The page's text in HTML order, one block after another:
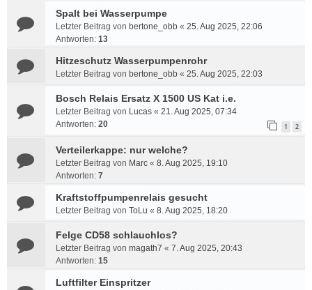
Spalt bei Wasserpumpe
Letzter Beitrag von bertone_obb « 25. Aug 2025, 22:06
Antworten: 13
Hitzeschutz Wasserpumpenrohr
Letzter Beitrag von bertone_obb « 25. Aug 2025, 22:03
Bosch Relais Ersatz X 1500 US Kat i.e.
Letzter Beitrag von Lucas « 21. Aug 2025, 07:34
Antworten: 20 1 2
Verteilerkappe: nur welche?
Letzter Beitrag von Marc « 8. Aug 2025, 19:10
Antworten: 7
Kraftstoffpumpenrelais gesucht
Letzter Beitrag von ToLu « 8. Aug 2025, 18:20
Felge CD58 schlauchlos?
Letzter Beitrag von magath7 « 7. Aug 2025, 20:43
Antworten: 15
Luftfilter Einspritzer